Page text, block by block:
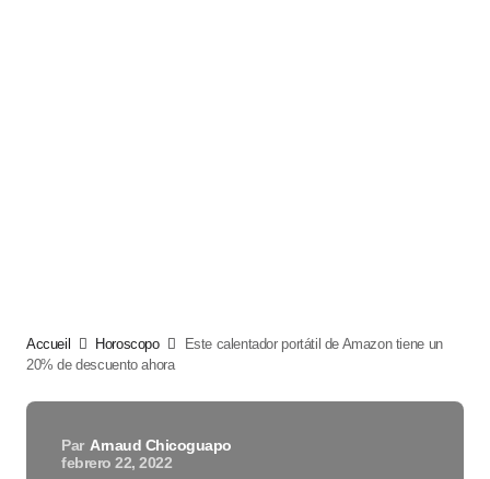
Accueil Horoscopo
Este calentador portátil de Amazon tiene un
20% de descuento ahora
Par Arnaud Chicoguapo
febrero 22, 2022